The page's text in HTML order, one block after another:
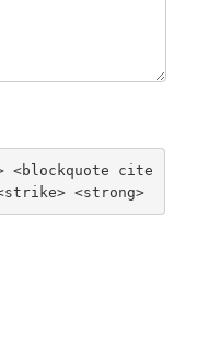
cite
<strong>